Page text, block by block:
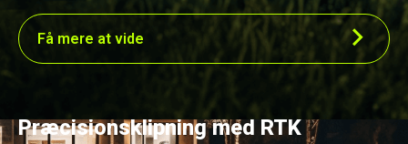
Få mere at vide
Præcisionsklipning med RTK